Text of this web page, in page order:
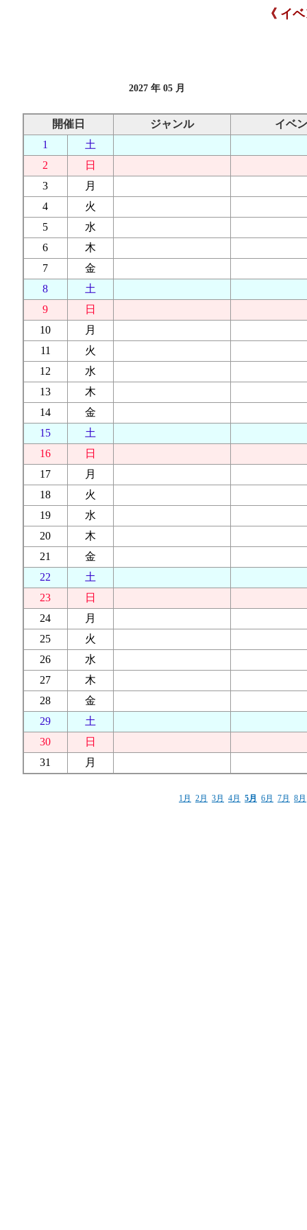
《 イ
2027 年 05 月
開催日 ジャンル
イベ
1
土
2
日
3
月
4
火
5
水
6
木
7
金
8
土
9
日
10
月
11
火
12
水
13
木
14
金
15
土
16
日
17
月
18
火
19
水
20
木
21
金
22
土
23
日
24
月
25
火
26
水
27
木
28
金
29
土
30
日
31
月
1月 2月 3月 4月 5月 6月 7月 8月